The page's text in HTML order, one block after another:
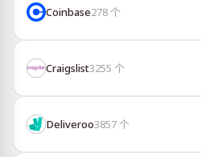
Coinbase278个
Craigslist3255 个
Deliveroo3857个